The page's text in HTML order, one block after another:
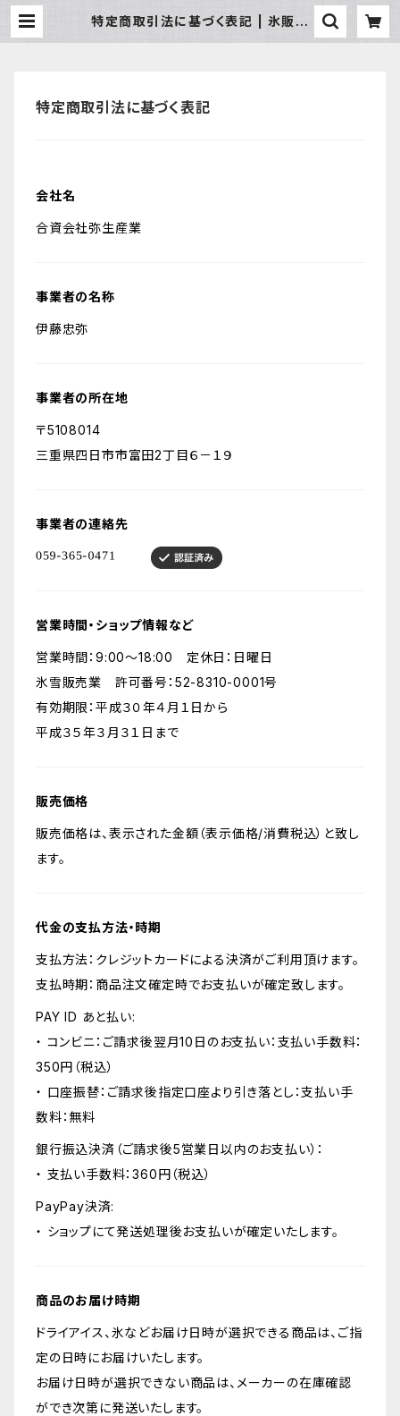
特定商取引法に基づく表記 | 氷販売
特定商取引法に基づく表記
会社名
合資会社弥生産業
事業者の名称
伊藤忠弥
事業者の所在地
〒5108014
三重県四日市市富田2丁目６－１９
事業者の連絡先
営業時間・ショップ情報など
営業時間：9:00～18:00 定休日：日曜日
氷雪販売業 許可番号：52-8310-0001号
有効期限：平成３０年４月１日から
平成３５年３月３１日まで
販売価格
販売価格は、表示された金額（表示価格/消費税込）と致し
ます。
代金の支払方法・時期
支払方法：クレジットカードによる決済がご利用頂けます。
支払時期：商品注文確定時でお支払いが確定致します。
PAY ID あと払い:
・ コンビニ：ご請求後翌月10日のお支払い：支払い手数料：
350円（税込）
・ 口座振替：ご請求後指定口座より引き落とし：支払い手
数料：無料
銀行振込決済（ご請求後5営業日以内のお支払い）：
・ 支払い手数料：360円（税込）
PayPay決済:
・ ショップにて発送処理後お支払いが確定いたします。
商品のお届け時期
ドライアイス、氷などお届け日時が選択できる商品は、ご指
定の日時にお届けいたします。
お届け日時が選択できない商品は、メーカーの在庫確認
ができ次第に発送いたします。